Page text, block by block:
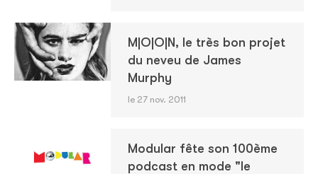
M|O|O|N, le très bon projet
du neveu de James
Murphy
le 27 nov. 2011
Modular fête son 100ème
podcast en mode "le